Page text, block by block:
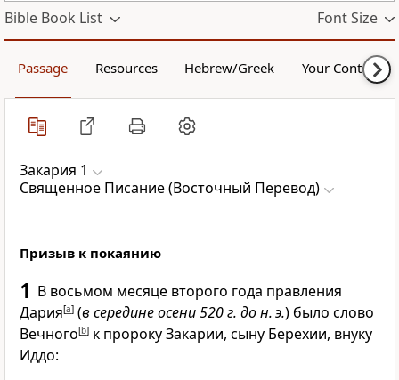
Bible Book List Font Size
Passage Resources Hebrew/Greek Your Content
Закария 1
Священное Писание (Восточный Перевод)
Призыв к покаянию
1 В восьмом месяце второго года правления
Дария[a] (в середине осени 520 г. до н. э.) было слово
Вечного[b] к пророку Закарии, сыну Берехии, внуку
Иддо: